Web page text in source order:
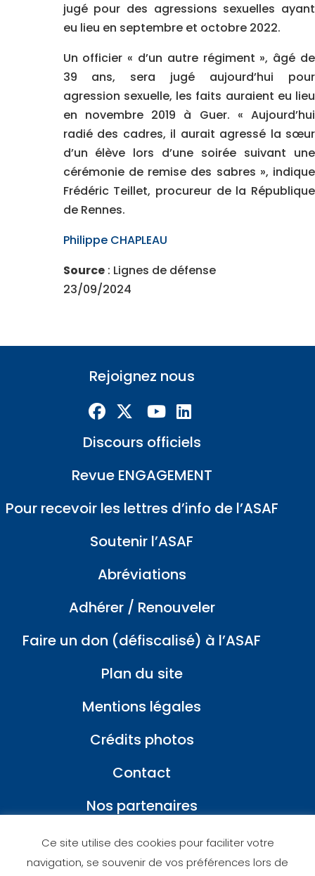
jugé pour des agressions sexuelles ayant
eu lieu en septembre et octobre 2022.
Un officier « d’un autre régiment », âgé de
39 ans, sera jugé aujourd’hui pour
agression sexuelle, les faits auraient eu lieu
en novembre 2019 à Guer. « Aujourd’hui
radié des cadres, il aurait agressé la sœur
d’un élève lors d’une soirée suivant une
cérémonie de remise des sabres », indique
Frédéric Teillet, procureur de la République
de Rennes.
Philippe CHAPLEAU
Source: Lignes de défense
23/09/2024
Rejoignez nous
Discours officiels
Revue ENGAGEMENT
Pour recevoir les lettres d’info de l’ASAF
Soutenir l’ASAF
Abréviations
Adhérer / Renouveler
Faire un don (défiscalisé) à l’ASAF
Plan du site
Mentions légales
Crédits photos
Contact
Nos partenaires
Ce site utilise des cookies pour faciliter votre
navigation, se souvenir de vos préférences lors de